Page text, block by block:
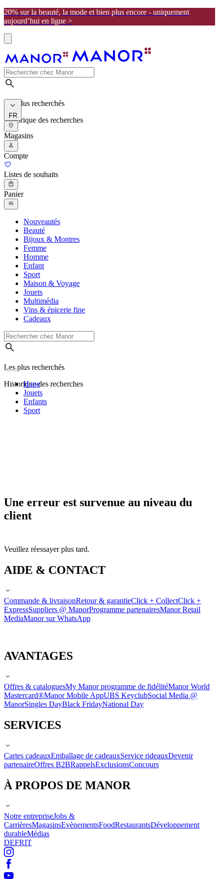
20% sur la beauté, la mode et bien plus encore - uniquement
aujourd’hui en ligne >
Les plus recherchés
Historique des recherches
FR
Magasins
Compte
Listes de souhaits
Panier
Nouveautés
Beauté
Bijoux & Montres
Femme
Homme
Enfant
Sport
Maison & Voyage
Jouets
Multimédia
Vins & épicerie fine
Cadeaux
Les plus recherchés
Historique des recherches
Hape
Jouets
Enfants
Sport
Une erreur est survenue au niveau du
client
Veuillez réessayer plus tard.
AIDE & CONTACT
Commande & livraisonRetour & garantieClick + CollectClick +
ExpressSuppliers @ ManorProgramme partenairesManor Retail
MediaManor sur WhatsApp
AVANTAGES
Offres & cataloguesMy Manor programme de fidélitéManor World
Mastercard®Manor Mobile AppUBS KeyclubSocial Media @
ManorSingles DayBlack FridayNational Day
SERVICES
Cartes cadeauxEmballage de cadeauxService rideauxDevenir
partenaireOffres B2BRappelsExclusionsConcours
À PROPOS DE MANOR
Notre entrepriseJobs &
CarrièresMagasinsEvènementsFoodRestaurantsDéveloppement
durableMédias
DEFRIT